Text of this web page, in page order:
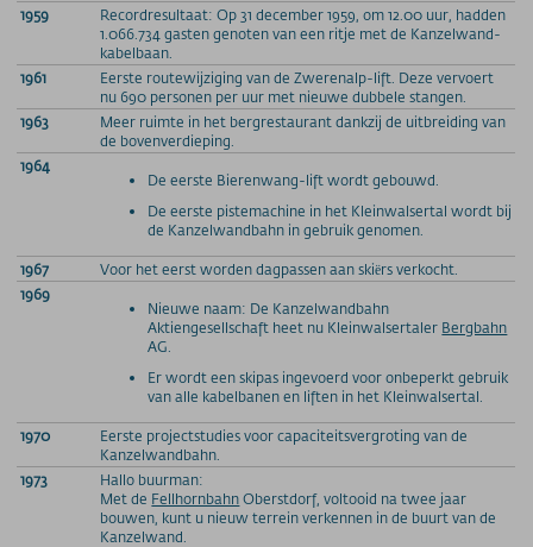
Maßnahmen zur Qualitätsverbesserung
Aktionärsinfos
Ansprechpartner
Geschichte
Technische Daten
PARTNERS/LINKS
SOS / Notfallnummern
1959
Recordresultaat: Op 31 december 1959, om 12.00 uur, hadden
1.066.734 gasten genoten van een ritje met de Kanzelwand-
kabelbaan.
1961
Eerste routewijziging van de Zwerenalp-lift. Deze vervoert
nu 690 personen per uur met nieuwe dubbele stangen.
1963
Meer ruimte in het bergrestaurant dankzij de uitbreiding van
de bovenverdieping.
1964
De eerste Bierenwang-lift wordt gebouwd.
De eerste pistemachine in het Kleinwalsertal wordt bij
de Kanzelwandbahn in gebruik genomen.
1967
Voor het eerst worden dagpassen aan skiërs verkocht.
1969
Nieuwe naam: De Kanzelwandbahn
Aktiengesellschaft heet nu Kleinwalsertaler Bergbahn
AG.
Er wordt een skipas ingevoerd voor onbeperkt gebruik
van alle kabelbanen en liften in het Kleinwalsertal.
1970
Eerste projectstudies voor capaciteitsvergroting van de
Kanzelwandbahn.
1973
Hallo buurman:
Met de FellhornbahnOberstdorf, voltooid na twee jaar
bouwen, kunt u nieuw terrein verkennen in de buurt van de
Kanzelwand.